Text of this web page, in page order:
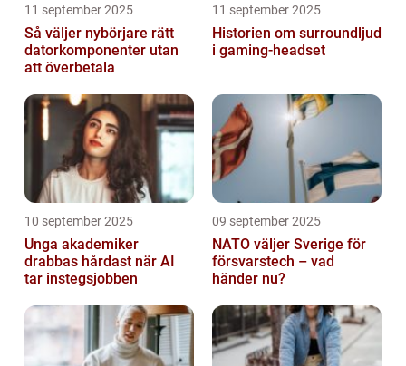
11 september 2025
Så väljer nybörjare rätt
datorkomponenter utan
att överbetala
11 september 2025
Historien om surroundljud
i gaming-headset
10 september 2025
Unga akademiker
drabbas hårdast när AI
tar instegsjobben
09 september 2025
NATO väljer Sverige för
försvarstech – vad
händer nu?